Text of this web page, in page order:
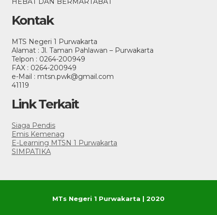
Kontak
MTS Negeri 1 Purwakarta
Alamat : Jl. Taman Pahlawan – Purwakarta
Telpon : 0264-200949
FAX : 0264-200949
e-Mail : mtsn.pwk@gmail.com
41119
Link Terkait
Siaga Pendis
Emis Kemenag
E-Learning MTSN 1 Purwakarta
SIMPATIKA
MTs Negeri 1 Purwakarta | 2020